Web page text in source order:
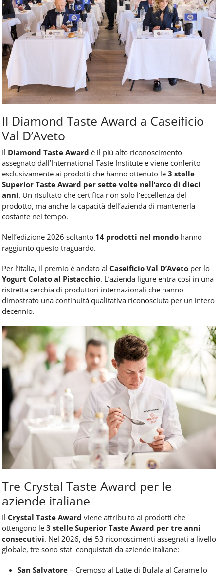
Il Diamond Taste Award a Caseificio
Val D’Aveto
Il Diamond Taste Award è il più alto riconoscimento
assegnato dall’International Taste Institute e viene conferito
esclusivamente ai prodotti che hanno ottenuto le 3 stelle
Superior Taste Award per sette volte nell’arco di dieci
anni. Un risultato che certifica non solo l’eccellenza del
prodotto, ma anche la capacità dell’azienda di mantenerla
costante nel tempo.
Nell’edizione 2026 soltanto 14 prodotti nel mondo hanno
raggiunto questo traguardo.
Per l’Italia, il premio è andato al Caseificio Val D’Aveto per lo
Yogurt Colato al Pistacchio. L’azienda ligure entra così in una
ristretta cerchia di produttori internazionali che hanno
dimostrato una continuità qualitativa riconosciuta per un intero
decennio.
Tre Crystal Taste Award per le
aziende italiane
Il Crystal Taste Award viene attribuito ai prodotti che
ottengono le 3 stelle Superior Taste Award per tre anni
consecutivi. Nel 2026, dei 53 riconoscimenti assegnati a livello
globale, tre sono stati conquistati da aziende italiane:
San Salvatore – Cremoso al Latte di Bufala al Caramello